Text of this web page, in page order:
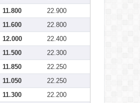
11.800
22.900
11.600
22.800
12.000
22.400
11.500
22.300
11.850
22.250
11.050
22.250
11.300
22.200